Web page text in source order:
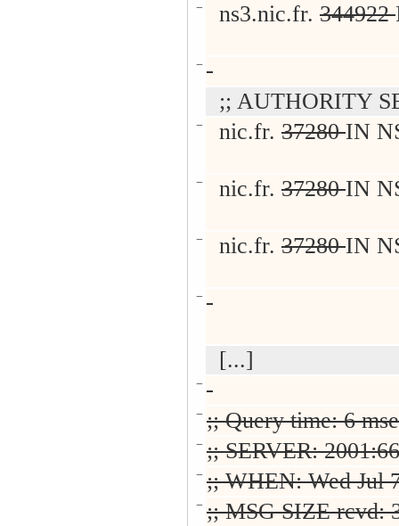
− ns3.nic.fr. 344922
−
;; AUTHORITY
− nic.fr. 37280IN
− nic.fr. 37280IN
− nic.fr. 37280IN
−
[...]
−
− ;; Query time: 6
− ;; SERVER:
− ;; WHEN: Wed Jul
− ;; MSG SIZE rcvd: